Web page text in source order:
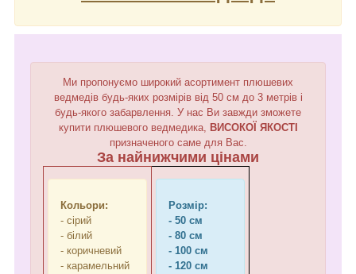
Ми пропонуємо широкий асортимент плюшевих
ведмедів будь-яких розмірів від 50 см до 3 метрів і
будь-якого забарвлення. У нас Ви завжди зможете
купити плюшевого ведмедика, ВИСОКОЇ ЯКОСТІ
призначеного саме для Вас.
За найнижчими цінами
Кольори:
- сірий
- білий
- коричневий
- карамельний
Розмір:
- 50 см
- 80 см
- 100 см
- 120 см